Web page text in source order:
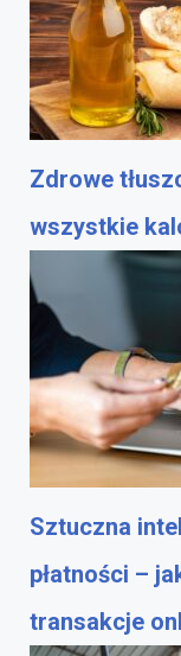
Zdrowe
wszystkie
Sztuczna
płatności –
transakcje